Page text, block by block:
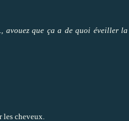
avouez que ça a de quoi éveiller la
cheveux.